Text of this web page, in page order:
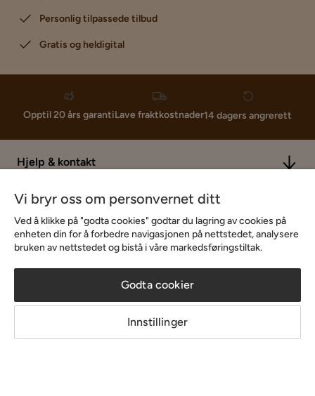
Personlig tilpassede tilbud
Gratis og heldigital
Opptil 20 års garantiLave fraktkostnader14 dagers angrerett
Hjelp & kontakt
Sortiment & tilbud
Inspirasjon
Om Chilli
Vi bryr oss om personvernet ditt
Ved å klikke på "godta cookies" godtar du lagring av cookies på
enheten din for å forbedre navigasjonen på nettstedet, analysere
bruken av nettstedet og bistå i våre markedsføringstiltak.
Godta cookier
Innstillinger